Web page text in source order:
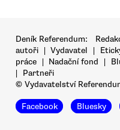
Deník Referendum:
autoři | Vydavatel |
práce | Nadační fond |
|
Partneři
© Vydavatelství
Facebook Bluesky